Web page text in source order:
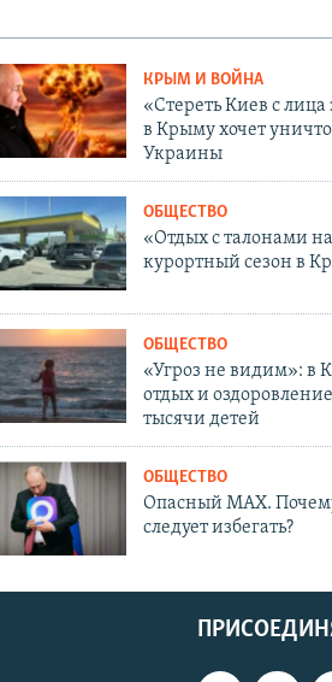
КРЫМ И ВОЙНА
«Стереть Киев с лица
в Крыму хочет
Украины
ОБЩЕСТВО
«Отдых с талонами
курортный сезон в
ОБЩЕСТВО
«Угроз не видим»: в
отдых и оздоровление
тысячи детей
ОБЩЕСТВО
Опасный MAX.
следует избегать?